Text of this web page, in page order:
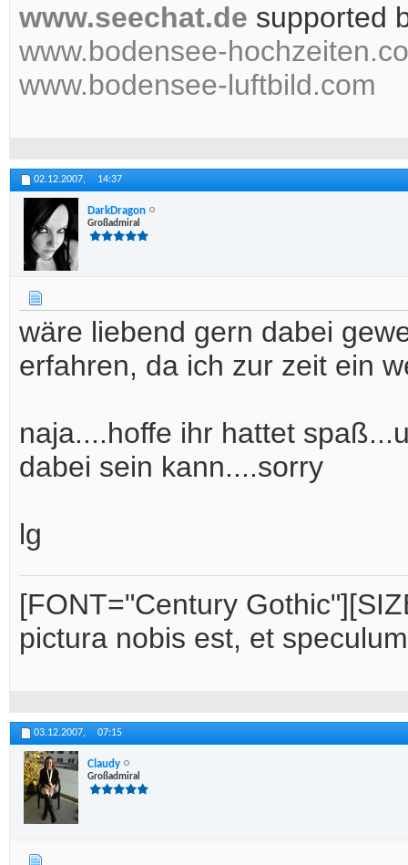
www.seechat.de supported
www.bodensee-
www.bodensee-luftbild.com
02.12.2007, 14:37
DarkDragon
Großadmiral
wäre liebend gern dabei
erfahren, da ich zur zeit ein
naja....hoffe ihr hattet
dabei sein kann....sorry
lg
[FONT="Century
pictura nobis est, et
03.12.2007, 07:15
Claudy
Großadmiral